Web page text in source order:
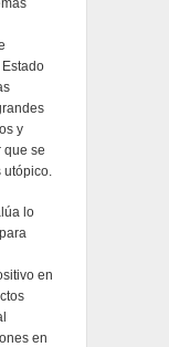
y
que se
utópico.
lo
en
en